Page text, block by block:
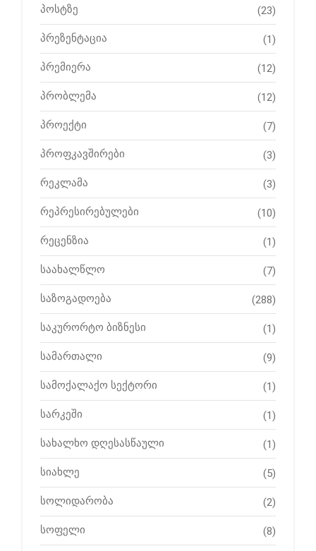
პოსტზე (23)
პრეზენტაცია (1)
პრემიერა (12)
პრობლემა (12)
პროექტი (7)
პროფკავშირები (3)
რეკლამა (3)
რეპრესირებულები (10)
რეცენზია (1)
საახალწლო (7)
საზოგადოება (288)
საკურორტო ბიზნესი (1)
სამართალი (9)
სამოქალაქო სექტორი (1)
სარკეში (1)
სახალხო დღესასწაული (1)
სიახლე (5)
სოლიდარობა (2)
სოფელი (8)